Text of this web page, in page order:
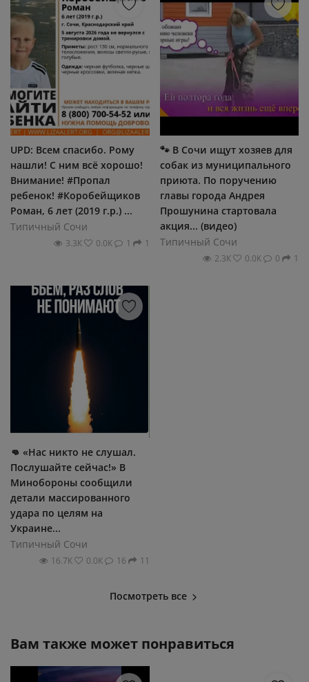
UPD: Всем спасибо. Рому
нашли! С ним всё хорошо!
Внимание! #Пропал
ребенок! #Коробейщиков
Роман, 6 лет (2019 г.р.) ...
Типичный Сочи
3.3К 0.0К 1 1
🐾 В Сочи ищут хозяев для
собак из муниципального
приюта. По поручению
главы города Андрея
Прошунина стартовала
акция... (видео)
Типичный Сочи
2.3К 0.0К 0 1
👊 «Нас никто не слушал.
Послушайте сейчас!» В
Минобороны сообщили
детали массированного
удара по целям на
Украине...
Типичный Сочи
16.7К 0.0К 16 11
Посмотреть все
Вам также может понравиться